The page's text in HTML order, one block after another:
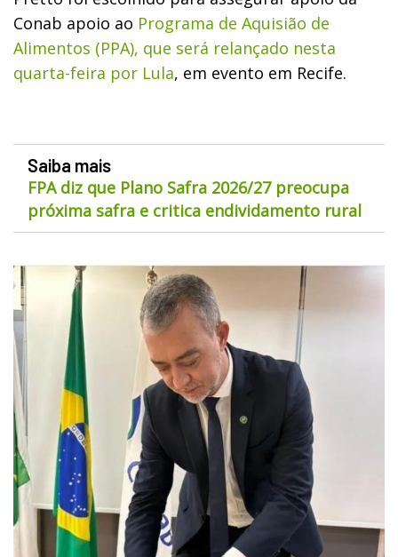
Conab apoio ao Programa de Aquisião de
Alimentos (PPA), que será relançado nesta
quarta-feira por Lula, em evento em Recife.
Saiba mais
FPA diz que Plano Safra 2026/27 preocupa
próxima safra e critica endividamento rural